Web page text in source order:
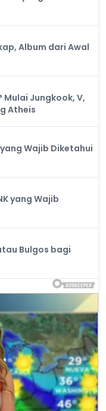
Album dari Awal
Mulai Jungkook, V,
Atheis
yang Wajib Diketahui
yang Wajib
Bulgos bagi